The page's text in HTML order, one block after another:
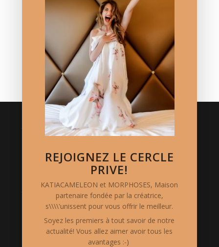
Chemise So Magnetic/ édition limitée n°8
Crédits
Logo réalisé par Thierry Mercier/ TMCC.
Stylisme: Katia Cameleon
Mentions Légales
le site www.katia-cameleon.com est hébergé chez
OVH. Il est édité et possédé par "S.A.S. CREAKAT",
siégeant au 5 Rue Auguste Chabrières - 75015 PARIS.
Code APE 1413Z. Siret 75375311000018
REJOIGNEZ LE CERCLE
PRIVE!
KATIACAMELEON et MORPHOSES, Maison
partenaire fondée par la créatrice,
s\\\\'unissent pour vous offrir le meilleur.
Soyez les premiers à tout savoir de notre
actualité! Vous allez aimer avoir tous les
avantages :-)